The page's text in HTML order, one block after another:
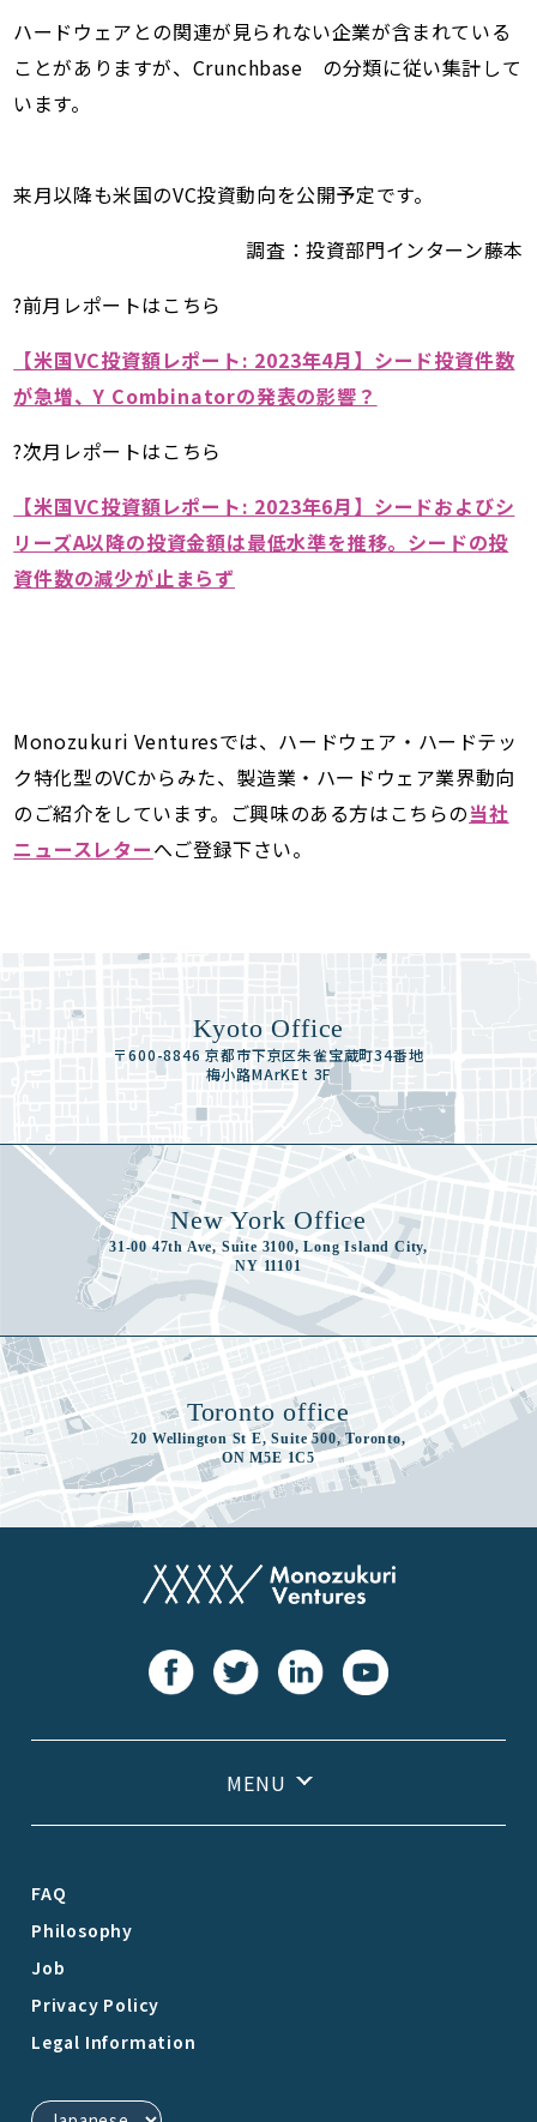
ハードウェアとの関連が見られない企業が含まれている
ことがありますが、Crunchbase の分類に従い集計して
います。
来月以降も米国のVC投資動向を公開予定です。
調査：投資部門インターン藤本
?前月レポートはこちら
【米国VC投資額レポート: 2023年4月】シード投資件数
が急増、Y Combinatorの発表の影響？
?次月レポートはこちら
【米国VC投資額レポート: 2023年6月】シードおよびシ
リーズA以降の投資金額は最低水準を推移。シードの投
資件数の減少が止まらず
Monozukuri Venturesでは、ハードウェア・ハードテッ
ク特化型のVCからみた、製造業・ハードウェア業界動向
のご紹介をしています。ご興味のある方はこちらの当社
ニュースレターへご登録下さい。
Kyoto Office
〒600-8846 京都市下京区朱雀宝蔵町34番地
梅小路MArKEt 3F
New York Office
31-00 47th Ave, Suite 3100, Long Island City,
NY 11101
Toronto office
20 Wellington St E, Suite 500, Toronto,
ON M5E 1C5
FAQ
Philosophy
Job
Privacy Policy
Legal Information